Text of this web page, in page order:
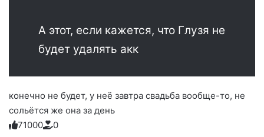
А этот, если кажется, что Глузя не
будет удалять акк
конечно не будет, у неё завтра свадьба вообще-то, не
сольётся же она за день
Голосуйте
7
Нажмите
1
Нажмите
0
Нажмите
0
Нажмите
0
Нажмите
0